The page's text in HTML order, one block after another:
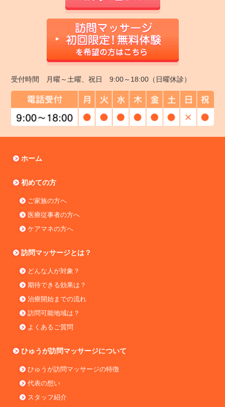
受付時間 月曜～土曜、祝日 9:00～18:00（日曜休診）
ホーム
初めての方
ご家族の方へ
医療従事者の方へ
ケアマネの方へ
訪問マッサージとは？
どんな人が対象？
期待できる効果は？
治療開始までの流れ
訪問可能地域は？
よくあるご質問
ひゅうが訪問マッサージについて
ひゅうが訪問マッサージの特徴
代表の想い
スタッフ紹介